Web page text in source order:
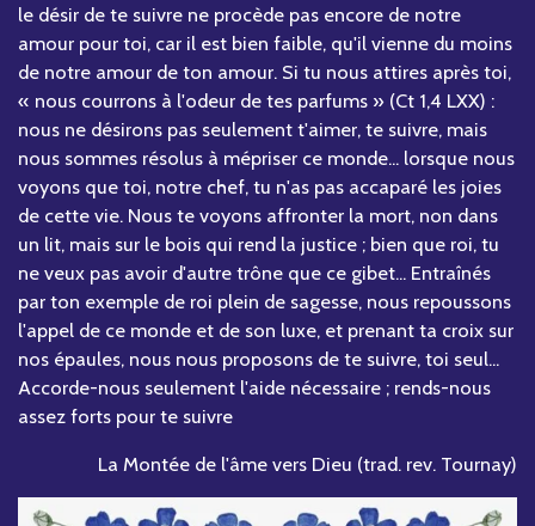
le désir de te suivre ne procède pas encore de notre
amour pour toi, car il est bien faible, qu'il vienne du moins
de notre amour de ton amour. Si tu nous attires après toi,
« nous courrons à l'odeur de tes parfums » (Ct 1,4 LXX) :
nous ne désirons pas seulement t'aimer, te suivre, mais
nous sommes résolus à mépriser ce monde... lorsque nous
voyons que toi, notre chef, tu n'as pas accaparé les joies
de cette vie. Nous te voyons affronter la mort, non dans
un lit, mais sur le bois qui rend la justice ; bien que roi, tu
ne veux pas avoir d'autre trône que ce gibet... Entraînés
par ton exemple de roi plein de sagesse, nous repoussons
l'appel de ce monde et de son luxe, et prenant ta croix sur
nos épaules, nous nous proposons de te suivre, toi seul...
Accorde-nous seulement l'aide nécessaire ; rends-nous
assez forts pour te suivre
La Montée de l'âme vers Dieu (trad. rev. Tournay)